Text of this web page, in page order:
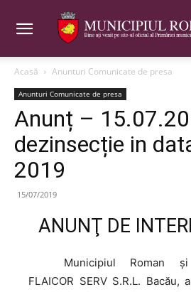
Acasă Anunturi Comunicate de presa
Anunturi Comunicate de presa
Anunț –
dezinsecție in
2019
15/07/2019
ANUNŢ DE
Municipiul Roman şi
FLAICOR SERV S.R.L.